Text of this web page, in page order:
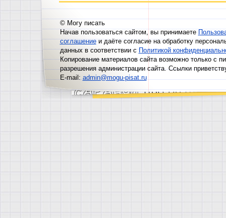
© Могу писать
Начав пользоваться сайтом, вы принимаете
соглашениеи даёте согласие на обработку
данных в соответствии сПолитикой
Копирование материалов сайта возможно только с
разрешения администрации сайта. Ссылки
E-mail:admin@mogu-pisat.ru